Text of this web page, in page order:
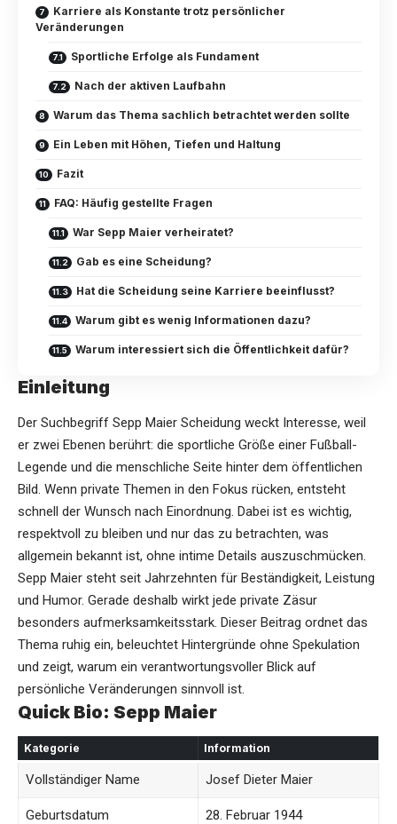
Karriere als Konstante trotz persönlicher
Veränderungen
Sportliche Erfolge als Fundament
Nach der aktiven Laufbahn
Warum das Thema sachlich betrachtet werden sollte
Ein Leben mit Höhen, Tiefen und Haltung
Fazit
FAQ: Häufig gestellte Fragen
War Sepp Maier verheiratet?
Gab es eine Scheidung?
Hat die Scheidung seine Karriere beeinflusst?
Warum gibt es wenig Informationen dazu?
Warum interessiert sich die Öffentlichkeit dafür?
Einleitung
Der Suchbegriff Sepp Maier Scheidung weckt Interesse, weil
er zwei Ebenen berührt: die sportliche Größe einer Fußball-
Legende und die menschliche Seite hinter dem öffentlichen
Bild. Wenn private Themen in den Fokus rücken, entsteht
schnell der Wunsch nach Einordnung. Dabei ist es wichtig,
respektvoll zu bleiben und nur das zu betrachten, was
allgemein bekannt ist, ohne intime Details auszuschmücken.
Sepp Maier steht seit Jahrzehnten für Beständigkeit, Leistung
und Humor. Gerade deshalb wirkt jede private Zäsur
besonders aufmerksamkeitsstark. Dieser Beitrag ordnet das
Thema ruhig ein, beleuchtet Hintergründe ohne Spekulation
und zeigt, warum ein verantwortungsvoller Blick auf
persönliche Veränderungen sinnvoll ist.
Quick Bio: Sepp Maier
Kategorie Information
Vollständiger Name Josef Dieter Maier
Geburtsdatum 28. Februar 1944